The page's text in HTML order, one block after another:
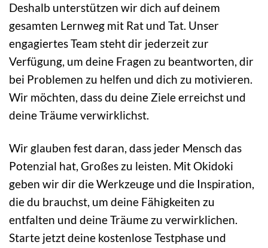
Deshalb unterstützen wir dich auf deinem
gesamten Lernweg mit Rat und Tat. Unser
engagiertes Team steht dir jederzeit zur
Verfügung, um deine Fragen zu beantworten, dir
bei Problemen zu helfen und dich zu motivieren.
Wir möchten, dass du deine Ziele erreichst und
deine Träume verwirklichst.
Wir glauben fest daran, dass jeder Mensch das
Potenzial hat, Großes zu leisten. Mit Okidoki
geben wir dir die Werkzeuge und die Inspiration,
die du brauchst, um deine Fähigkeiten zu
entfalten und deine Träume zu verwirklichen.
Starte jetzt deine kostenlose Testphase und